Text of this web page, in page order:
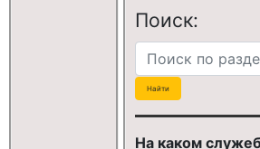
Поиск:
На каком